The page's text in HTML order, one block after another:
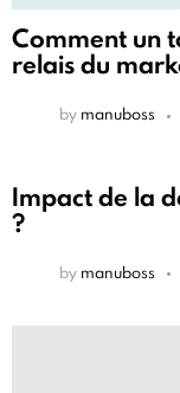
Comment un
relais du
by manuboss
Impact de la
?
by manuboss